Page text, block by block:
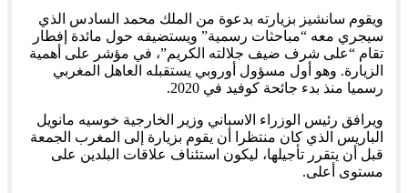
ويقوم سانشيز بزيارته بدعوة من الملك محمد السادس الذي
سيجري معه “مباحثات رسمية” ويستضيفه حول مائدة إفطار
تقام “على شرف ضيف جلالته الكريم”، في مؤشر على أهمية
الزيارة. وهو أول مسؤول أوروبي يستقبله العاهل المغربي
رسميا منذ بدء جائحة كوفيد في 2020.
ويرافق رئيس الوزراء الاسباني وزير الخارجية خوسيه مانويل
الباريس الذي كان منتظرا أن يقوم بزيارة إلى المغرب الجمعة
قبل أن يتقرر تأجيلها، ليكون استئناف علاقات البلدين على
مستوى أعلى.